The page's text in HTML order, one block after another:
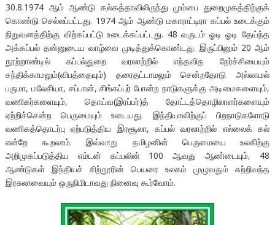
30.8.1974 ஆம் ஆண்டு கல்கத்தாவிலிருந்து மும்பை துறைமுகத்திற்குக்
கொண்டு செல்லப்பட்டது. 1974 ஆம் ஆண்டு மகாராட்டிரா கப்பல் உடைக்கும்
நிறுவனத்திற்கு விற்கப்பட்டு உடைக்கப்பட்டது. 48 வருடம் ஓடி ஓடி தேய்ந்த
அக்கப்பல் தன்னுடைய வாழ்வை முடித்துக்கொண்டது. இருப்பினும் 20 ஆம்
நூற்றாண்டில் கப்பல்துறை வரலாற்றில் எந்தவித நேர்ச்சியையும்
சந்திக்காமலும்(விபத்தையும்) தரைதட்டாமலும் சென்றதோடு அல்லாமல்
பருமா, மலேசியா, சப்பான், சிங்கப்புர் போன்ற நாடுகளுக்கு அடிமைகளையும்,
வணிகர்களையும், தொய்வ(இரப்பர்)த் தோட்டத்தொழிலாளர்களையும்
ஏற்றிச்சென்ற பெருமையும் உடையது. இந்தியாவிற்குப் பிறநாடுகளோடு
வணிகத்தொடர்பு ஏற்படுத்திய இரசூலா, கப்பல் வரலாற்றில் எல்லைக் கல்
என்றே கூறலாம். இவ்வாறு தமிழனின் பெருமையை உலகிற்கு
அறிமுகப்படுத்திய எம்டன் கப்பலின் 100 ஆவது ஆண்டையும், 48
ஆண்டுகள் இந்தியச் சிற்றூரின் பெயரை உலகம் முழுவதும் சுற்றிவந்த
இரசுலாவையும் ஒருநிமிடாவது நினைவு கூர்வோம்.